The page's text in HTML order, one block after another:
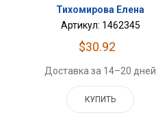
Тихомирова Елена
Артикул: 1462345
$30.92
Доставка за 14–20 дней
КУПИТЬ